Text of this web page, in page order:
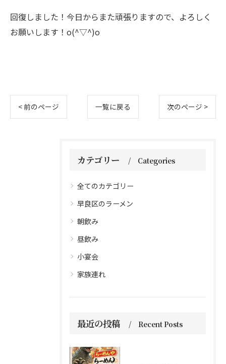
回復しました！今日からまた頑張りますので、よろしく
お願いします！o(^▽^)o
< 前のページ 一覧に戻る 次のページ >
カテゴリー Categories
全てのカテゴリー
早良区のラーメン
朝飲み
昼飲み
小宴会
家族連れ
最近の投稿 Recent Posts